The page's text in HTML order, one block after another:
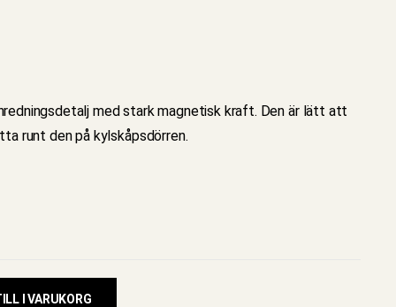
med stark magnetisk kraft. Den är lätt att
runt den på kylskåpsdörren.
I VARUKORG